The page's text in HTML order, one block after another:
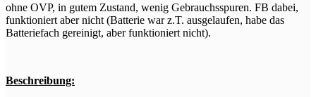
ohne OVP, in gutem Zustand, wenig Gebrauchsspuren. FB dabei,
funktioniert aber nicht (Batterie war z.T. ausgelaufen, habe das
Batteriefach gereinigt, aber funktioniert nicht).
Beschreibung: